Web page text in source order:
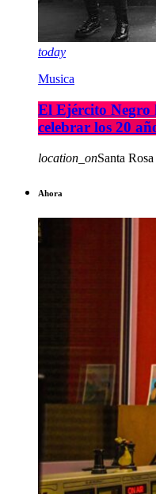
today
Musica
El Ejército Negro
celebrar los 20
location_onSanta Rosa
Ahora